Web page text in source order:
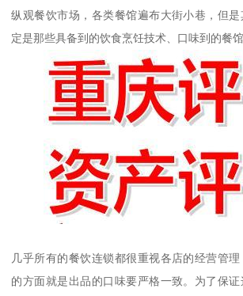
纵观餐饮市场，各类餐馆遍布大街小巷，但
定是那些具备到的饮食烹饪技术、口味到的餐馆
几乎所有的餐饮连锁都很重视各店的经营管
的方面就是出品的口味要严格一致。为了保